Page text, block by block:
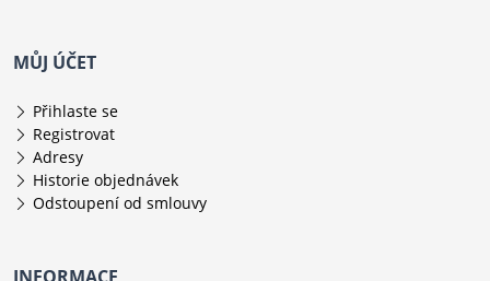
MŮJ ÚČET
Přihlaste se
Registrovat
Adresy
Historie objednávek
Odstoupení od smlouvy